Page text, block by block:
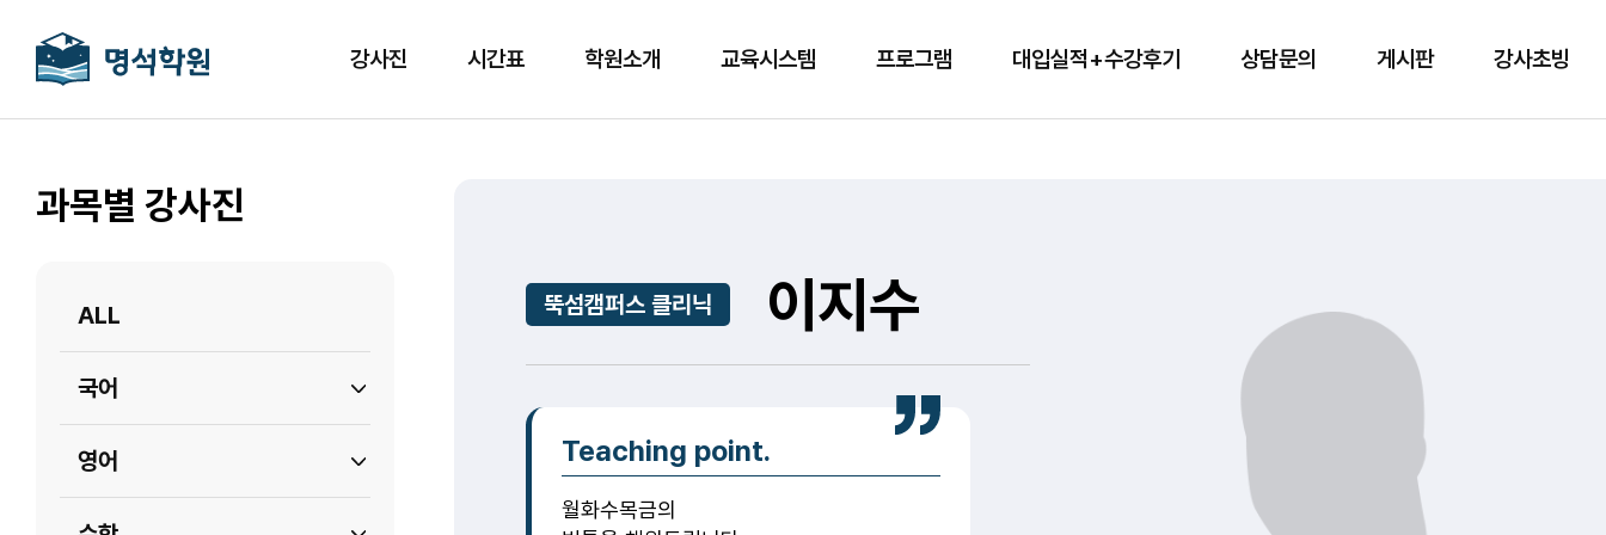
강사진 시간표 학원소개 교육시스템 프로그램 대입실적+수강후기 상담문의 게시판 강사초빙
과목별 강사진
ALL
국어
영어
뚝섬캠퍼스 클리닉 이지수
Teaching point.
월화수목금의